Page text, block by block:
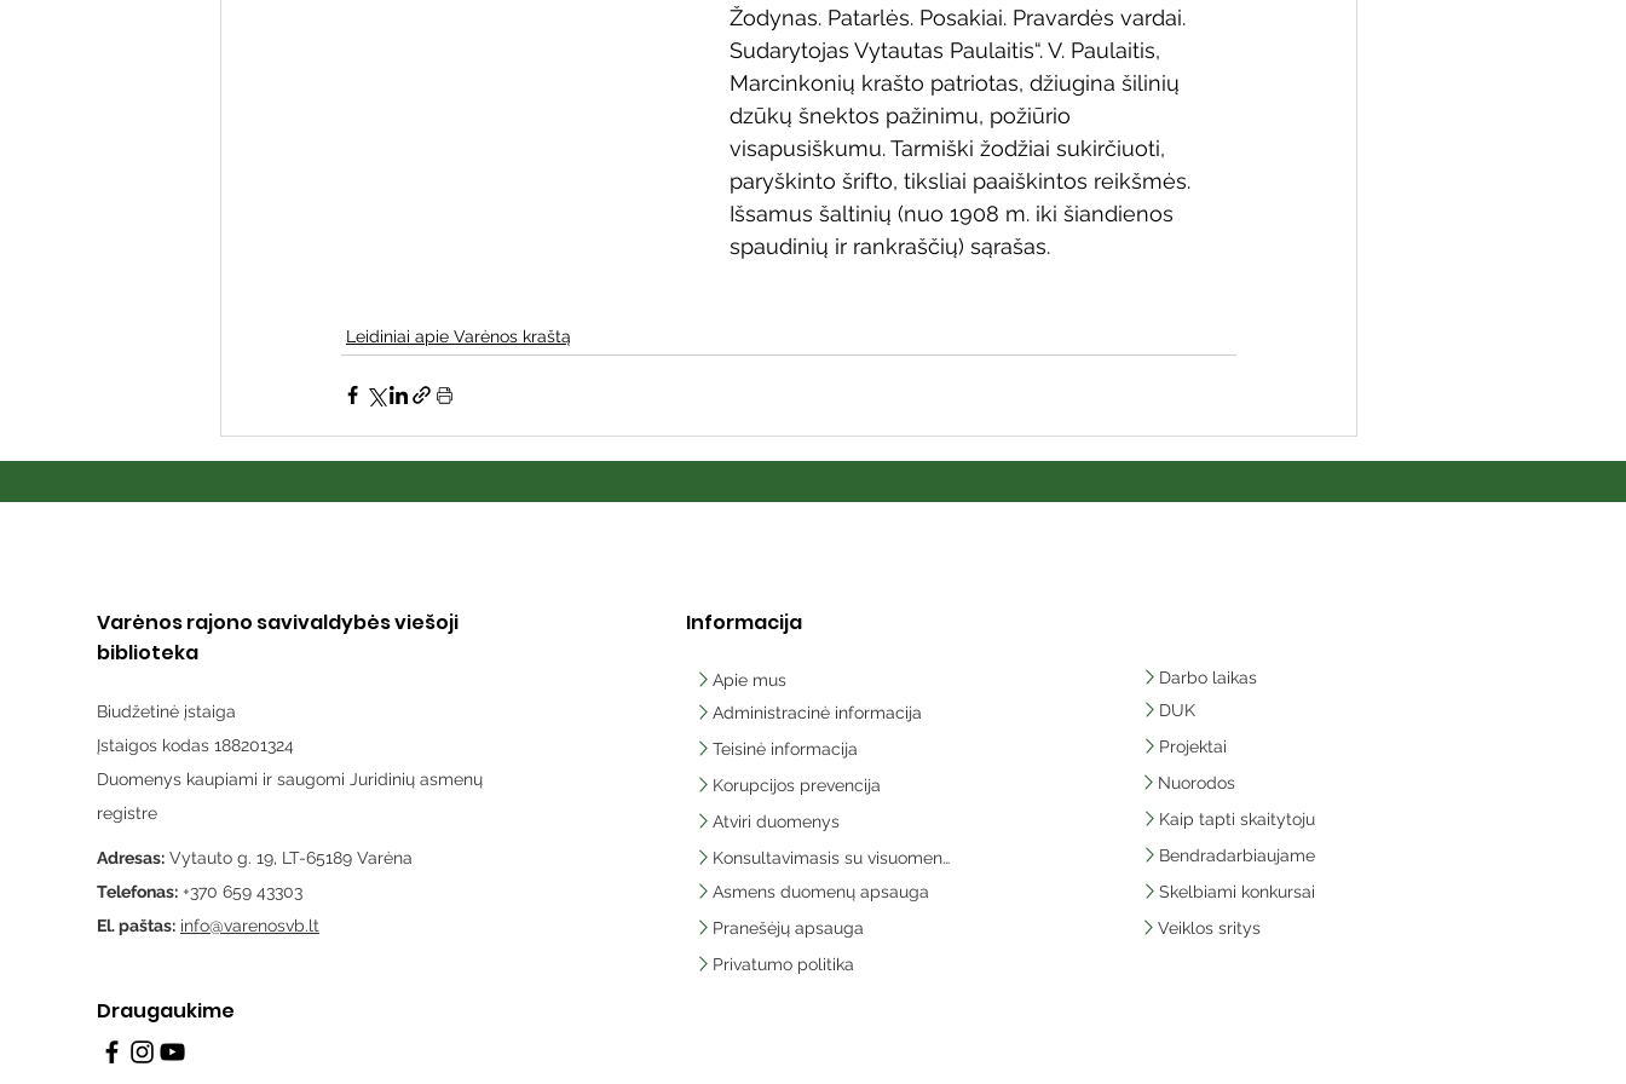
Vaikų ir jaunimo renginiai Kaimo bibliotekų renginiai
Gyvieji archyvai Žymios datos Mobilioji biblioteka
Žodynas. Patarlės. Posakiai. Pravardės vardai.
Sudarytojas Vytautas Paulaitis“. V. Paulaitis,
Marcinkonių krašto patriotas, džiugina šilinių
dzūkų šnektos pažinimu, požiūrio
visapusiškumu. Tarmiški žodžiai sukirčiuoti,
paryškinto šrifto, tiksliai paaiškintos reikšmės.
Išsamus šaltinių (nuo 1908 m. iki šiandienos
spaudinių ir rankraščių) sąrašas.
Leidiniai apie Varėnos kraštą
Varėnos rajono savivaldybės viešoji
biblioteka
Biudžetinė įstaiga
Įstaigos kodas 188201324
Duomenys kaupiami ir saugomi Juridinių asmenų
registre
Adresas: Vytauto g. 19, LT-65189 Varėna
Telefonas: +370 659 43303
El. paštas: info@varenosvb.lt
Draugaukime
Informacija
Apie mus
Administracinė informacija
Teisinė informacija
Korupcijos prevencija
Atviri duomenys
Konsultavimasis su visuomene
Asmens duomenų apsauga
Pranešėjų apsauga
Privatumo politika
Darbo laikas
DUK
Projektai
Nuorodos
Kaip tapti skaitytoju
Bendradarbiaujame
Skelbiami konkursai
Veiklos sritys